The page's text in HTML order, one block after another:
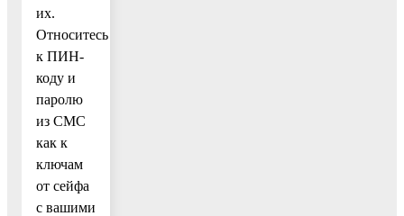
их.
Относитесь
к ПИН-
коду и
паролю
из СМС
как к
ключам
от сейфа
с вашими